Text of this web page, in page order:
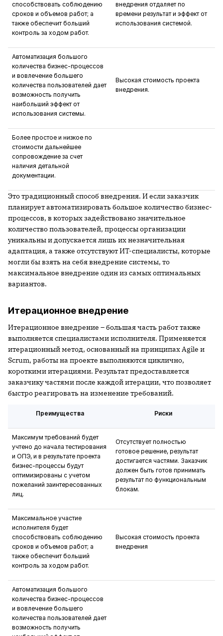
способствовать соблюдению
сроков и объемов работ; а
также обеспечит больший
контроль за ходом работ.
внедрения отдаляет по
времени результат и эффект от
использования системой.
Автоматизация большого
количества бизнес-процессов
и вовлечение большего
количества пользователей дает
возможность получить
наибольший эффект от
использования системы.
Высокая стоимость проекта
внедрения.
Более простое и низкое по
стоимости дальнейшее
сопровождение за счет
наличия детальной
документации.
Это традиционный способ внедрения. И если заказчик
планирует автоматизировать большое количество бизнес-
процессов, в которых задействовано значительное
количество пользователей, процессы организации
уникальны и допускается лишь их незначительная
адаптация, а также отсутствуют ИТ-специалисты, которые
могли бы взять на себя внедрение системы, то
максимальное внедрение один из самых оптимальных
вариантов.
Итерационное внедрение
Итерационное внедрение – большая часть работ также
выполняется специалистами исполнителя. Применяется
итерационный метод, основанный на принципах Agile и
Scrum, работы на проекте выполняются циклично,
короткими итерациями. Результат предоставляется
заказчику частями после каждой итерации, что позволяет
быстро реагировать на изменение требований.
Преимущества Риски
Максимум требований будет
учтено до начала тестирования
и ОПЭ, и в результате проекта
бизнес-процессы будут
оптимизированы с учетом
пожеланий заинтересованных
лиц.
Отсутствует полностью
готовое решение, результат
достигается частями. Заказчик
должен быть готов принимать
результат по функциональным
блокам.
Максимальное участие
исполнителя будет
способствовать соблюдению
сроков и объемов работ; а
также обеспечит больший
контроль за ходом работ.
Высокая стоимость проекта
внедрения
Автоматизация большого
количества бизнес-процессов
и вовлечение большего
количества пользователей дает
возможность получить